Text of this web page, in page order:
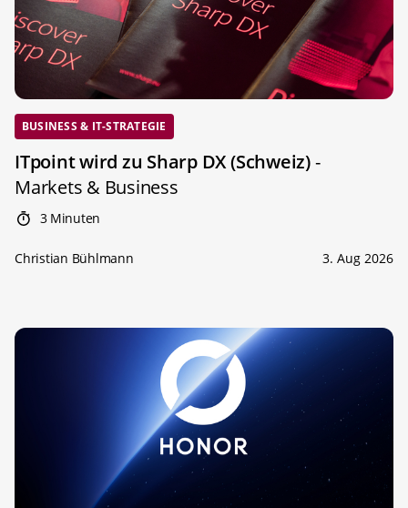
BUSINESS & IT-STRATEGIE
ITpoint wird zu Sharp DX (Schweiz)-
Markets & Business
3 Minuten
Christian Bühlmann 3. Aug 2026